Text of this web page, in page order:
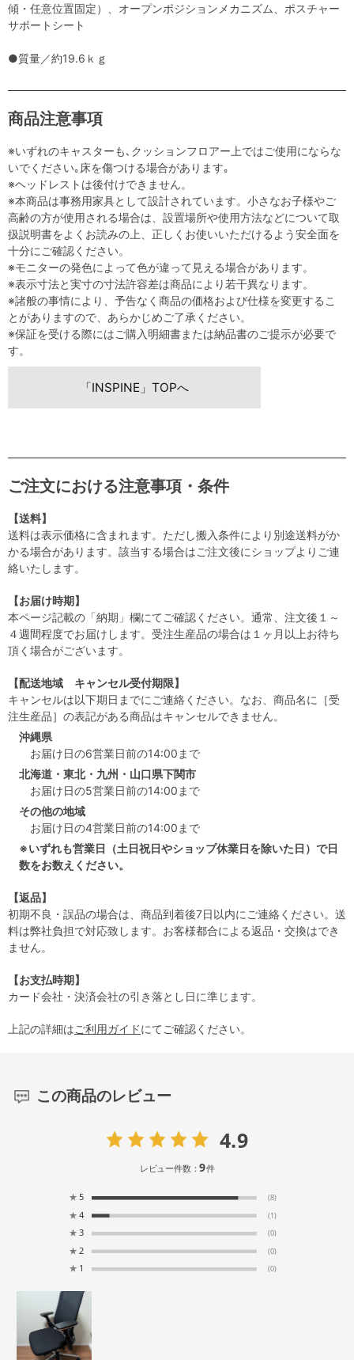
傾・任意位置固定）、オープンポジションメカニズム、ポスチャー
サポートシート
●質量／約19.6ｋｇ
商品注意事項
※いずれのキャスターも､クッションフロアー上ではご使用にならな
いでください｡床を傷つける場合があります｡
※ヘッドレストは後付けできません。
※本商品は事務用家具として設計されています。小さなお子様やご
高齢の方が使用される場合は、設置場所や使用方法などについて取
扱説明書をよくお読みの上、正しくお使いいただけるよう安全面を
十分にご確認ください。
※モニターの発色によって色が違って見える場合があります。
※表示寸法と実寸の寸法許容差は商品により若干異なります。
※諸般の事情により、予告なく商品の価格および仕様を変更するこ
とがありますので、あらかじめご了承ください。
※保証を受ける際にはご購入明細書または納品書のご提示が必要で
す。
「INSPINE」TOPへ
ご注文における注意事項・条件
【送料】
送料は表示価格に含まれます。ただし搬入条件により別途送料がか
かる場合があります。該当する場合はご注文後にショップよりご連
絡いたします。
【お届け時期】
本ページ記載の「納期」欄にてご確認ください。通常、注文後１～
４週間程度でお届けします。受注生産品の場合は１ヶ月以上お待ち
頂く場合がございます。
【配送地域 キャンセル受付期限】
キャンセルは以下期日までにご連絡ください。なお、商品名に［受
注生産品］の表記がある商品はキャンセルできません。
沖縄県
お届け日の6営業日前の14:00まで
北海道・東北・九州・山口県下関市
お届け日の5営業日前の14:00まで
その他の地域
お届け日の4営業日前の14:00まで
※いずれも営業日（土日祝日やショップ休業日を除いた日）で日
数をお数えください。
【返品】
初期不良・誤品の場合は、商品到着後7日以内にご連絡ください。送
料は弊社負担で対応致します。お客様都合による返品・交換はでき
ません。
【お支払時期】
カード会社・決済会社の引き落とし日に準じます。
上記の詳細はご利用ガイドにてご確認ください。
この商品のレビュー
4.9
レビュー件数：9件
★ 5 (8)
★ 4 (1)
★ 3 (0)
★ 2 (0)
★ 1 (0)